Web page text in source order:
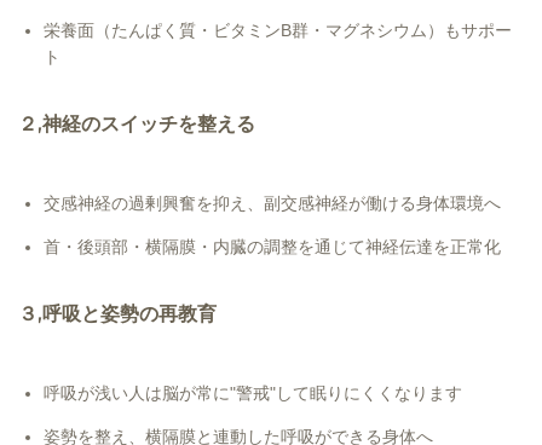
栄養面（たんぱく質・ビタミンB群・マグネシウム）もサポー
ト
２,神経のスイッチを整える
交感神経の過剰興奮を抑え、副交感神経が働ける身体環境へ
首・後頭部・横隔膜・内臓の調整を通じて神経伝達を正常化
３,呼吸と姿勢の再教育
呼吸が浅い人は脳が常に"警戒"して眠りにくくなります
姿勢を整え、横隔膜と連動した呼吸ができる身体へ